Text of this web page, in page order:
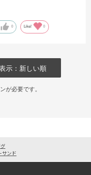
0 Like! 0
示：新しい順
が必要です。
サンド